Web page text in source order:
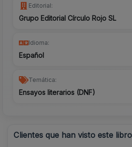
Editorial:
Grupo Editorial Círculo Rojo SL
Idioma:
Español
Temática:
Ensayos literarios (DNF)
Clientes que han visto este